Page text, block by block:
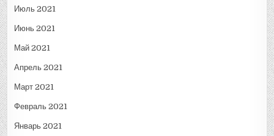
Июль 2021
Июнь 2021
Май 2021
Апрель 2021
Март 2021
Февраль 2021
Январь 2021